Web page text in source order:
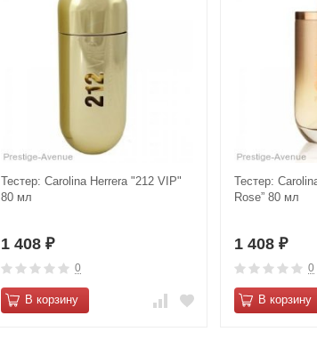
Тестер: Carolina Herrera "212 VIP"
80 мл
1 408 ₽
0
В корзину
Тестер:
Rose” 80 мл
1 408 ₽
0
В корзину